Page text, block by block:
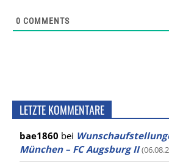
0 COMMENTS
LETZTE KOMMENTARE
bae1860 bei
München – FC Augsburg II